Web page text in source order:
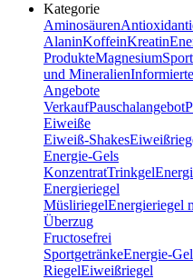
Kategorie
Aminosäuren
AlaninKoffeinKreatin
ProdukteMagnesium
und Mineralien
Angebote
VerkaufPauschalangebot
Eiweiße
Eiweiß-Shakes
Energie-Gels
KonzentratTrinkgel
Energieriegel
MüsliriegelEnergieriegel
Überzug
Fructosefrei
SportgetränkeEnergie-
RiegelEiweißriegel